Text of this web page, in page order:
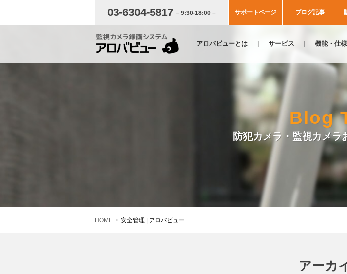
03-6304-5817 – 9:30-18:00 – サポートページ ブログ記事
アロバビューとは サービス 機能・仕様
Blog
防犯カメラ・監視カメラ
HOME 安全管理 | アロバビュー
アーカ